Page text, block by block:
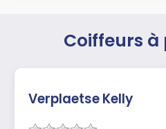
Coiffeurs
Verplaetse Kelly